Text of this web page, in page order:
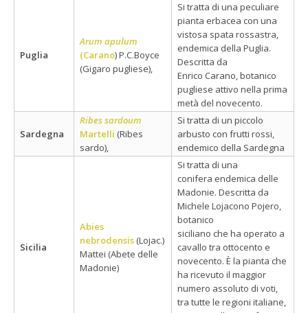
Puglia
Arum apulum
(Carano) P.C.Boyce
(Gigaro pugliese),
Si tratta di una peculiare
pianta erbacea con una
vistosa spata rossastra,
endemica della Puglia.
Descritta da
Enrico Carano, botanico
pugliese attivo nella prima
metà del novecento.
Sardegna
Ribes sardoum
Martelli (Ribes
sardo),
Si tratta di un piccolo
arbusto con frutti rossi,
endemico della Sardegna
Sicilia
Abies
nebrodensis (Lojac.)
Mattei (Abete delle
Madonie)
Si tratta di una
conifera endemica delle
Madonie. Descritta da
Michele Lojacono Pojero,
botanico
siciliano che ha operato a
cavallo tra ottocento e
novecento. È la pianta che
ha ricevuto il maggior
numero assoluto di voti,
tra tutte le regioni italiane,